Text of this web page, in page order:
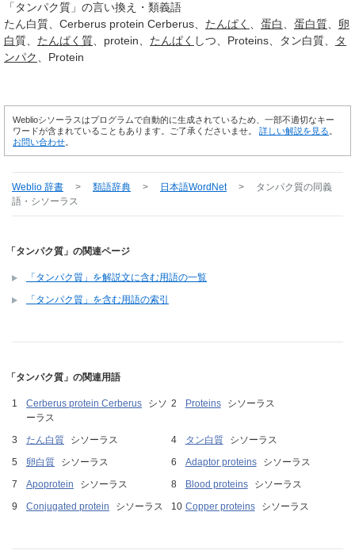
「 タンパク質 」の言い換え・類義語
たん白質
Cerberus protein Cerberus たんぱく 蛋白 蛋白質
卵
白質 たんぱく質 protein たんぱく しつ Proteins タン白質
タ
ンパク
Protein
Weblioシソーラスはプログラムで自動的に生成されているため、一部不適切なキー
ワードが含まれていることもあります。ご了承くださいませ。 詳しい解説を見る。
お問い合わせ。
Weblio 辞書 > 類語辞典 > 日本語WordNet > タンパク質の同義
語・シソーラス
「タンパク質」の関連ページ
「タンパク質」を解説文に含む用語の一覧
「タンパク質」を含む用語の索引
「タンパク質」の関連用語
Cerberus protein Cerberus
シソ
ーラス
Proteins シソーラス
たん白質 シソーラス タン白質
シソーラス
卵白質
シソーラス Adaptor proteins
シソーラス
Apoprotein
シソーラス Blood proteins
シソーラス
Conjugated protein
シソーラス Copper proteins シソーラス